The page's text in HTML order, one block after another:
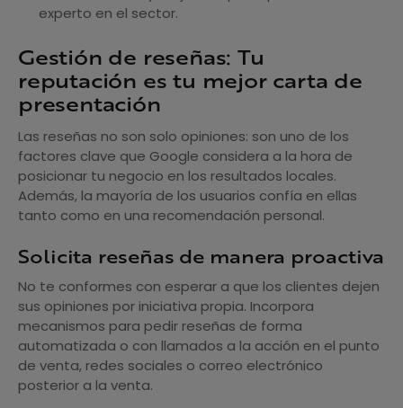
experto en el sector.
Gestión de reseñas: Tu
reputación es tu mejor carta de
presentación
Las reseñas no son solo opiniones: son uno de los
factores clave que Google considera a la hora de
posicionar tu negocio en los resultados locales.
Además, la mayoría de los usuarios confía en ellas
tanto como en una recomendación personal.
Solicita reseñas de manera proactiva
No te conformes con esperar a que los clientes dejen
sus opiniones por iniciativa propia. Incorpora
mecanismos para pedir reseñas de forma
automatizada o con llamados a la acción en el punto
de venta, redes sociales o correo electrónico
posterior a la venta.